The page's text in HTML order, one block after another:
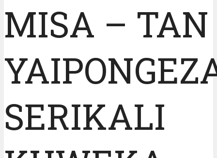
MISA – TAN
SERIKALI